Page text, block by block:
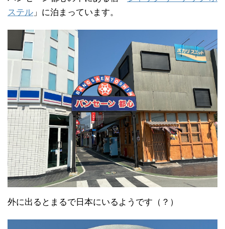
ステル 」に泊まっています。
外に出るとまるで日本にいるようです（？）